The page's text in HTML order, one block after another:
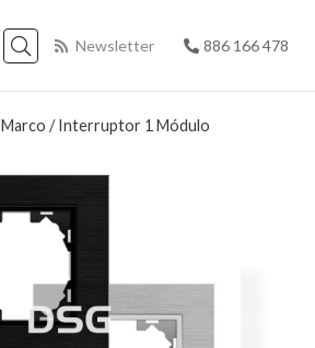
Buscar
Newsletter 886 166 478
Marco / Interruptor 1 Módulo